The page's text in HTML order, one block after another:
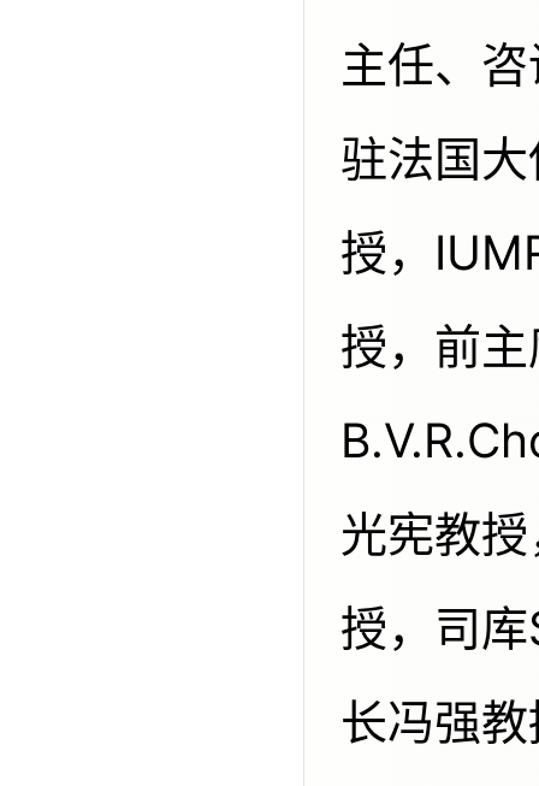
主任、
驻法国
授，
授，前
光宪教
授，司
长冯强